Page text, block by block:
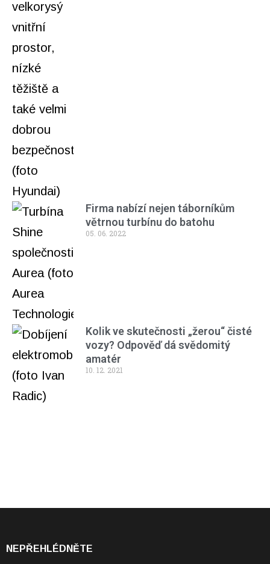
Firma nabízí nejen táborníkům
větrnou turbínu do batohu
05. 06. 2022
Kolik ve skutečnosti „žerou“ čisté
vozy? Odpověď dá svědomitý
amatér
10. 12. 2021
NEPŘEHLÉDNĚTE